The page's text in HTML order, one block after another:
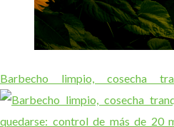
Barbecho limpio, cosecha